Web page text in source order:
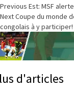
Continue
Reading
Previous Est: MSF
NextCoupe du monde
congolais à y participer!
d'articles